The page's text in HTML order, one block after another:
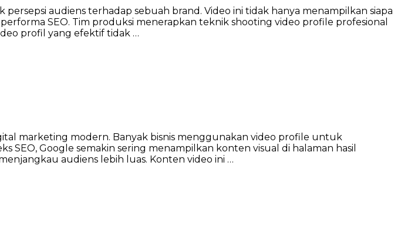
audiens terhadap sebuah brand. Video ini tidak hanya menampilkan siapa
SEO. Tim produksi menerapkan teknik shooting video profile profesional
profil yang efektif tidak …
marketing modern. Banyak bisnis menggunakan video profile untuk
Google semakin sering menampilkan konten visual di halaman hasil
audiens lebih luas. Konten video ini …